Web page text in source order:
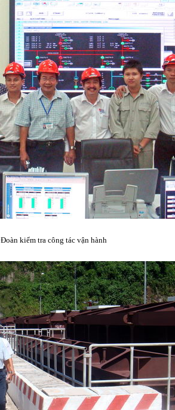
Đoàn kiểm tra công tác vận hành